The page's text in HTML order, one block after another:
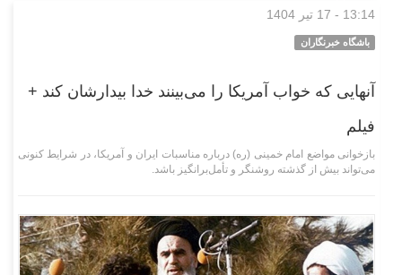
13:14 - 17 تیر 1404
باشگاه خبرنگاران
آنهایی که خواب آمریکا را می‌بینند خدا بیدارشان کند +
فیلم
بازخوانی مواضع امام خمینی (ره) درباره مناسبات ایران و آمریکا، در شرایط کنونی
می‌تواند بیش از گذشته روشنگر و تأمل‌برانگیز باشد.